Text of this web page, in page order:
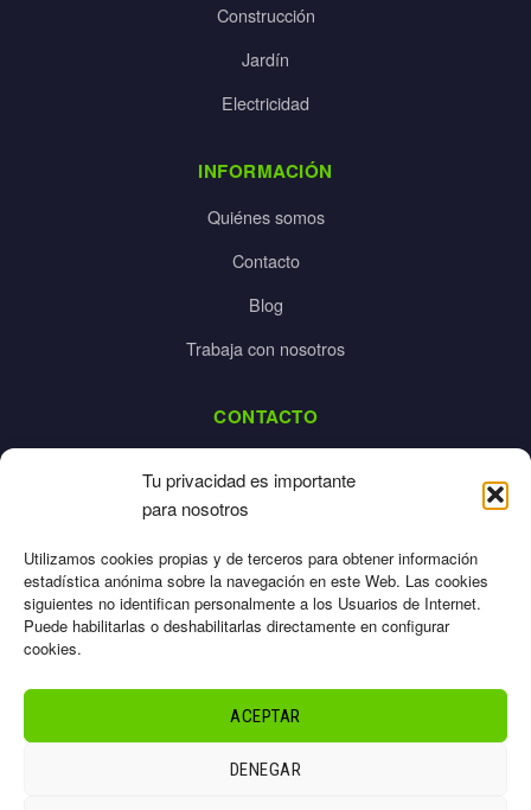
Tu privacidad es importante
para nosotros
Utilizamos cookies propias y de terceros para obtener información
estadística anónima sobre la navegación en este Web. Las cookies
siguientes no identifican personalmente a los Usuarios de Internet.
Puede habilitarlas o deshabilitarlas directamente en configurar
cookies.
ACEPTAR
DENEGAR
Construcción
Jardín
Electricidad
INFORMACIÓN
Quiénes somos
Contacto
Blog
Trabaja con nosotros
CONTACTO
925 532 213
Cookies
Términos
Sitemap